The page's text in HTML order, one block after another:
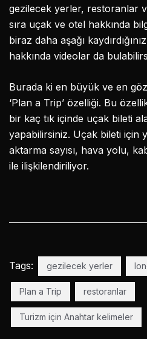
gezilecek yerler, restoranlar
sıra uçak ve otel hakkında
biraz daha aşağı
hakkında videolar da
Burada ki en büyük ve en
‘Plan a Trip’ özelliği. Bu
bir kaç tık içinde uçak bileti
yapabilirsiniz. Uçak bileti için
aktarma sayısı, hava yolu,
ile ilişkilendiriliyor.
Tags: gezilecek yerler
Plan a Trip restoranlar
Turizm için Anahtar kelimeler